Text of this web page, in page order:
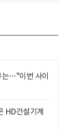
는…"이번 사이
HD건설기계